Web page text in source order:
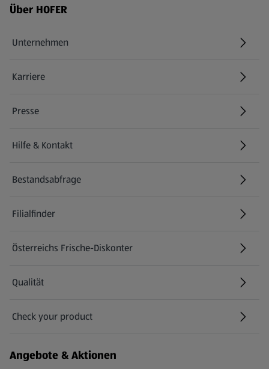
Fußzeilenmenü - weitere Links
Über HOFER
Unternehmen
Karriere
(öffnet in einem neuen Tab)
Presse
Hilfe & Kontakt
(öffnet in einem neuen Tab)
Bestandsabfrage
(öffnet in einem neuen Tab)
Filialfinder
Österreichs Frische-Diskonter
Qualität
Check your product
(öffnet in einem neuen Tab)
Angebote & Aktionen